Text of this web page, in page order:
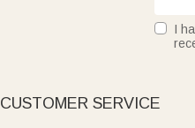
I
CUSTOMER SERVICE